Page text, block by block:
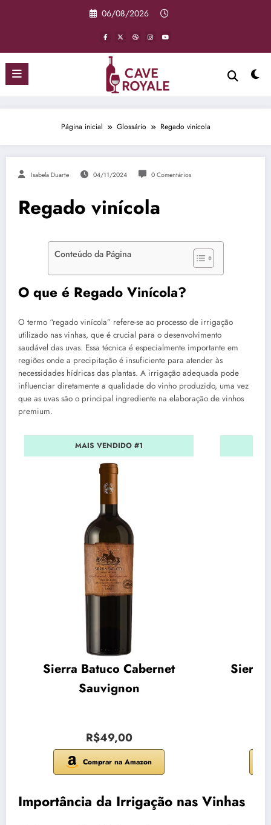
06/08/2026
Página inicial Glossário Regado vinícola
Isabela Duarte 04/11/2024 0 Comentários
Regado vinícola
Conteúdo da Página
O que é Regado Vinícola?
O termo “regado vinícola” refere-se ao processo de irrigação
utilizado nas vinhas, que é crucial para o desenvolvimento
saudável das uvas. Essa técnica é especialmente importante em
regiões onde a precipitação é insuficiente para atender às
necessidades hídricas das plantas. A irrigação adequada pode
influenciar diretamente a qualidade do vinho produzido, uma vez
que as uvas são o principal ingrediente na elaboração de vinhos
premium.
MAIS VENDIDO #1
Sierra Batuco Cabernet
Sauvignon
R$49,00
Comprar na Amazon
Sierra
Importância da Irrigação nas Vinhas